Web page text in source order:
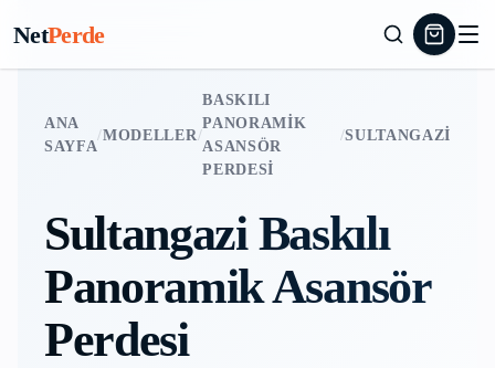
NetPerde
ANA
SAYFA
/MODELLER/
BASKILI
PANORAMIK
ASANSÖR
PERDESI
/SULTANGAZI
Sultangazi Baskılı
Panoramik Asansör
Perdesi